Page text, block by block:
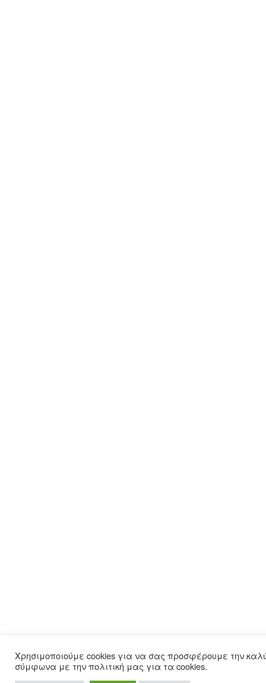
Χρησιμοποιούμε cookies για να σας προσφέρουμε την
σύμφωνα με την πολιτική μας για τα cookies.